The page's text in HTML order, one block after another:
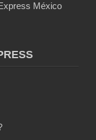
México